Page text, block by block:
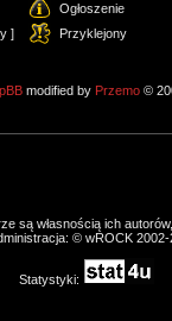
Ogłoszenie
] Przyklejony
modified by Przemo©
są własnością ich
© wROCK 2002-
Statystyki: